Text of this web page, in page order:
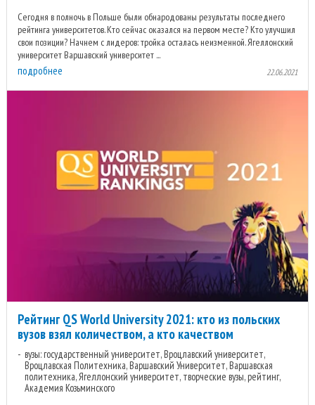
Сегодня в полночь в Польше были обнародованы результаты последнего
рейтинга университетов. Кто сейчас оказался на первом месте? Кто улучшил
свои позиции? Начнем с лидеров: тройка осталась неизменной. Ягеллонский
университет Варшавский университет ...
подробнее 22.06.2021
Рейтинг QS World University 2021: кто из польских
вузов взял количеством, а кто качеством
вузы: государственный университет, Вроцлавский университет,
Вроцлавская Политехника, Варшавский Университет, Варшавская
политехника, Ягеллонский университет, творческие вузы, рейтинг,
Академия Козьминского